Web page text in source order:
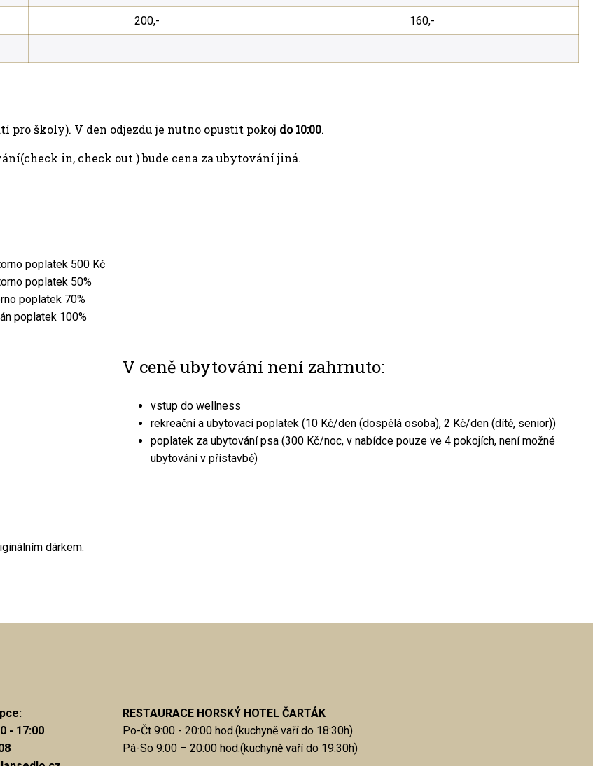
200,- 160,-
pro školy). V den odjezdu je nutno opustit pokoj do 10:00.
in, check out ) bude cena za ubytování jiná.
poplatek 500 Kč
poplatek 50%
poplatek 70%
poplatek 100%
V ceně ubytování není zahrnuto:
vstup do wellness
rekreační a ubytovací poplatek (10 Kč/den (dospělá osoba), 2 Kč/den (dítě, senior))
poplatek za ubytování psa (300 Kč/noc, v nabídce pouze ve 4 pokojích, není možné
ubytování v přístavbě)
dárkem.
- 17:00
RESTAURACE HORSKÝ HOTEL ČARTÁK
Po-Čt 9:00 - 20:00 hod.(kuchyně vaří do 18:30h)
Pá-So 9:00 – 20:00 hod.(kuchyně vaří do 19:30h)